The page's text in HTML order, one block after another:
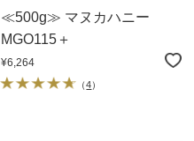
≪500g≫ マヌカハニー
MGO115＋
¥6,264
（4）